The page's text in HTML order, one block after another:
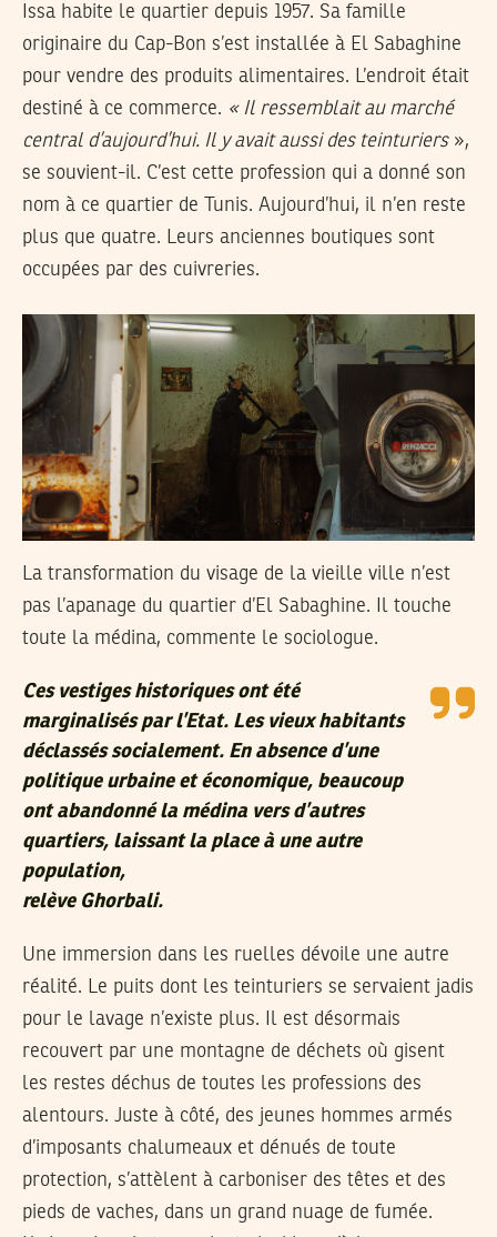
Issa habite le quartier depuis 1957. Sa famille
originaire du Cap-Bon s’est installée à El Sabaghine
pour vendre des produits alimentaires. L’endroit était
destiné à ce commerce. « Il ressemblait au marché
central d’aujourd’hui. Il y avait aussi des teinturiers»,
se souvient-il. C’est cette profession qui a donné son
nom à ce quartier de Tunis. Aujourd’hui, il n’en reste
plus que quatre. Leurs anciennes boutiques sont
occupées par des cuivreries.
La transformation du visage de la vieille ville n’est
pas l’apanage du quartier d’El Sabaghine. Il touche
toute la médina, commente le sociologue.
Ces vestiges historiques ont été
marginalisés par l’Etat. Les vieux habitants
déclassés socialement. En absence d’une
politique urbaine et économique, beaucoup
ont abandonné la médina vers d’autres
quartiers, laissant la place à une autre
population,
relève Ghorbali.
Une immersion dans les ruelles dévoile une autre
réalité. Le puits dont les teinturiers se servaient jadis
pour le lavage n’existe plus. Il est désormais
recouvert par une montagne de déchets où gisent
les restes déchus de toutes les professions des
alentours. Juste à côté, des jeunes hommes armés
d’imposants chalumeaux et dénués de toute
protection, s’attèlent à carboniser des têtes et des
pieds de vaches, dans un grand nuage de fumée.